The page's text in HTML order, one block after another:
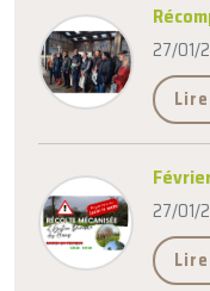
27/01/
27/01/